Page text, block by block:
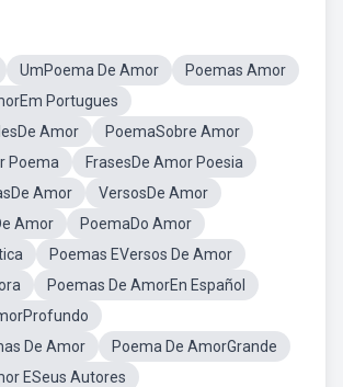
UmPoema De Amor
Poemas Amor
Portugues
Amor
PoemaSobre Amor
Poema
FrasesDe Amor Poesia
Amor
VersosDe Amor
Amor
PoemaDo Amor
Poemas EVersos De Amor
Poemas De AmorEn Español
De Amor
Poema De AmorGrande
ESeus Autores